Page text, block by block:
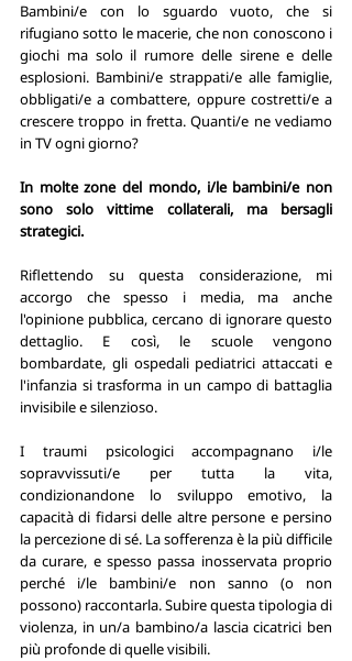
Bambini/e con lo sguardo vuoto, che si
rifugiano sotto le macerie, che non conoscono i
giochi ma solo il rumore delle sirene e delle
esplosioni. Bambini/e strappati/e alle famiglie,
obbligati/e a combattere, oppure costretti/e a
crescere troppo in fretta. Quanti/e ne vediamo
in TV ogni giorno?
In molte zone del mondo, i/le bambini/e non
sono solo vittime collaterali, ma bersagli
strategici.
Riflettendo su questa considerazione, mi
accorgo che spesso i media, ma anche
l'opinione pubblica, cercano di ignorare questo
dettaglio. E così, le scuole vengono
bombardate, gli ospedali pediatrici attaccati e
l'infanzia si trasforma in un campo di battaglia
invisibile e silenzioso.
I traumi psicologici accompagnano i/le
sopravvissuti/e per tutta la vita,
condizionandone lo sviluppo emotivo, la
capacità di fidarsi delle altre persone e persino
la percezione di sé. La sofferenza è la più difficile
da curare, e spesso passa inosservata proprio
perché i/le bambini/e non sanno (o non
possono) raccontarla. Subire questa tipologia di
violenza, in un/a bambino/a lascia cicatrici ben
più profonde di quelle visibili.